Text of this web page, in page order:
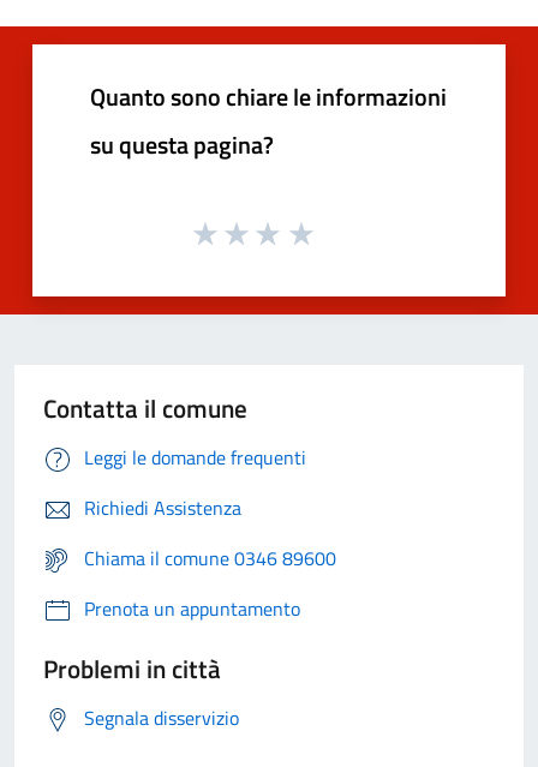
Quanto sono chiare le informazioni
su questa pagina?
Contatta il comune
Leggi le domande frequenti
Richiedi Assistenza
Chiama il comune 0346 89600
Prenota un appuntamento
Problemi in città
Segnala disservizio